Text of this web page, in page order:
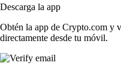
Descarga la app
Obtén la app de Crypto.com y
directamente desde tu móvil.